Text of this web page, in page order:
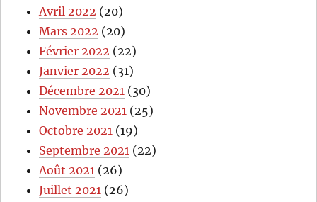
Avril 2022 (20)
Mars 2022 (20)
Février 2022 (22)
Janvier 2022 (31)
Décembre 2021 (30)
Novembre 2021 (25)
Octobre 2021 (19)
Septembre 2021 (22)
Août 2021 (26)
Juillet 2021 (26)